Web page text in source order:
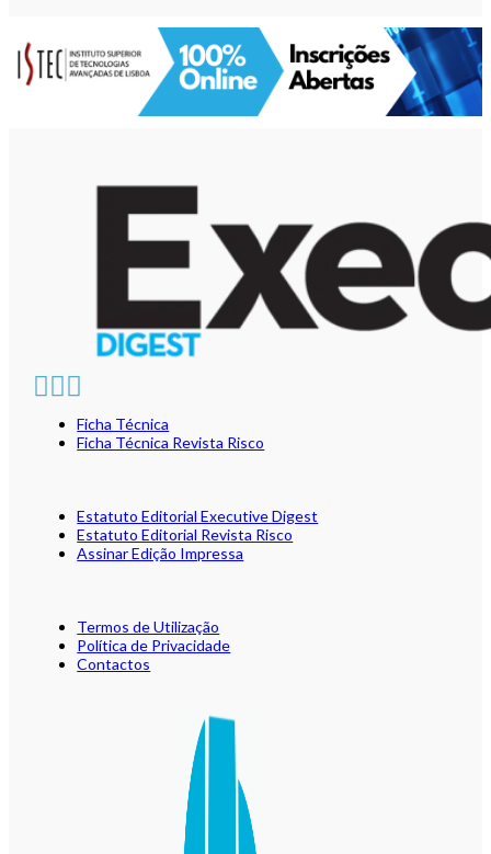
Ficha Técnica
Ficha Técnica Revista Risco
Estatuto Editorial Executive Digest
Estatuto Editorial Revista Risco
Assinar Edição Impressa
Termos de Utilização
Política de Privacidade
Contactos